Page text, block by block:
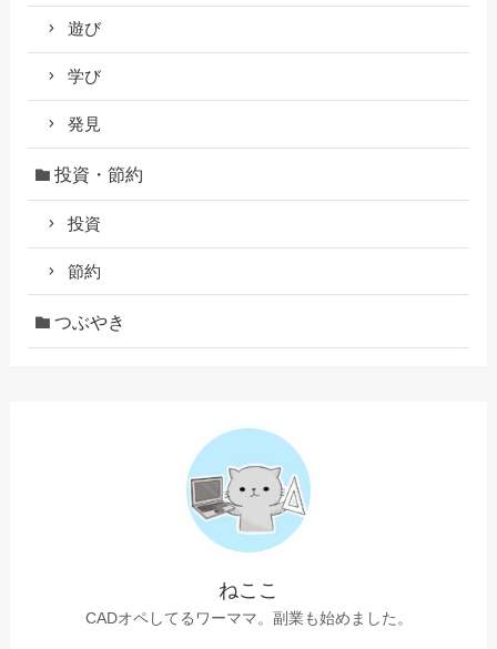
遊び
学び
発見
投資・節約
投資
節約
つぶやき
ねここ
CADオペしてるワーママ。副業も始めました。